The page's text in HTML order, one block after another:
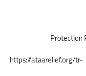
https://ataarelief.org/tr-